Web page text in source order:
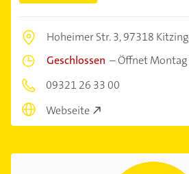
Hoheimer Str. 3,97318
Geschlossen –Öffnet
09321 26 33 00
Webseite